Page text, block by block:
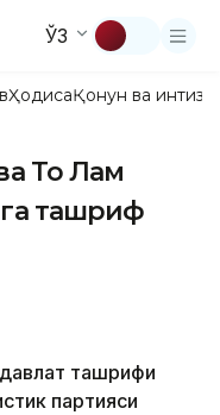
ЎЗ
ҲодисаҚонун ва
То Лам
ташриф
ташрифи
партияси